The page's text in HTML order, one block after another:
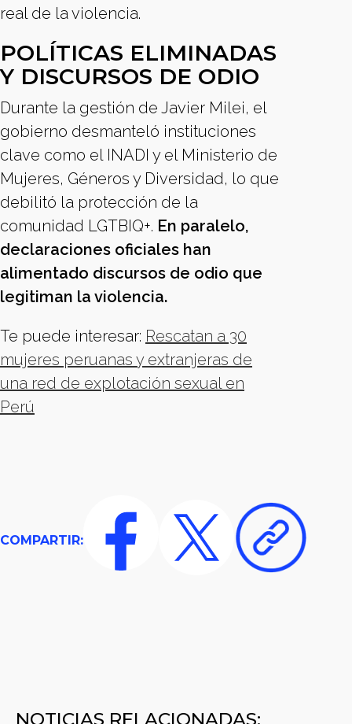
real de la violencia.
POLÍTICAS ELIMINADAS
Y DISCURSOS DE ODIO
Durante la gestión de Javier Milei, el
gobierno desmanteló instituciones
clave como el INADI y el Ministerio de
Mujeres, Géneros y Diversidad, lo que
debilitó la protección de la
comunidad LGTBIQ+. En paralelo,
declaraciones oficiales han
alimentado discursos de odio que
legitiman la violencia.
Te puede interesar: ⁠Rescatan a 30
mujeres peruanas y extranjeras de
una red de explotación sexual en
Perú
COMPARTIR: